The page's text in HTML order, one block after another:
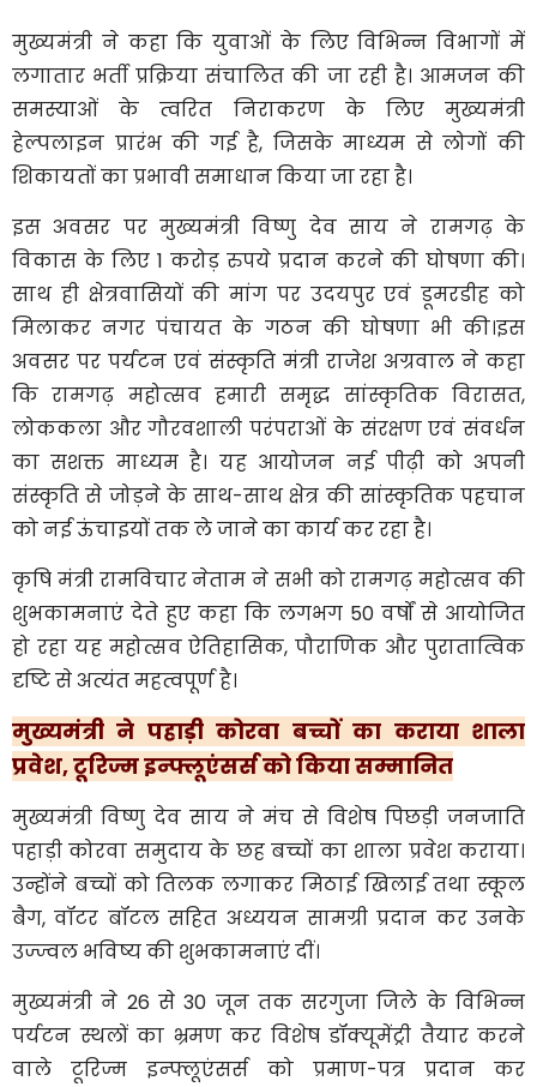
मुख्यमंत्री ने कहा कि युवाओं के लिए विभिन्न विभागों में
लगातार भर्ती प्रक्रिया संचालित की जा रही है। आमजन की
समस्याओं के त्वरित निराकरण के लिए मुख्यमंत्री
हेल्पलाइन प्रारंभ की गई है, जिसके माध्यम से लोगों की
शिकायतों का प्रभावी समाधान किया जा रहा है।
इस अवसर पर मुख्यमंत्री विष्णु देव साय ने रामगढ़ के
विकास के लिए 1 करोड़ रुपये प्रदान करने की घोषणा की।
साथ ही क्षेत्रवासियों की मांग पर उदयपुर एवं डूमरडीह को
मिलाकर नगर पंचायत के गठन की घोषणा भी की।इस
अवसर पर पर्यटन एवं संस्कृति मंत्री राजेश अग्रवाल ने कहा
कि रामगढ़ महोत्सव हमारी समृद्ध सांस्कृतिक विरासत,
लोककला और गौरवशाली परंपराओं के संरक्षण एवं संवर्धन
का सशक्त माध्यम है। यह आयोजन नई पीढ़ी को अपनी
संस्कृति से जोड़ने के साथ-साथ क्षेत्र की सांस्कृतिक पहचान
को नई ऊंचाइयों तक ले जाने का कार्य कर रहा है।
कृषि मंत्री रामविचार नेताम ने सभी को रामगढ़ महोत्सव की
शुभकामनाएं देते हुए कहा कि लगभग 50 वर्षों से आयोजित
हो रहा यह महोत्सव ऐतिहासिक, पौराणिक और पुरातात्विक
दृष्टि से अत्यंत महत्वपूर्ण है।
मुख्यमंत्री ने पहाड़ी कोरवा बच्चों का कराया शाला
प्रवेश, टूरिज्म इन्फ्लूएंसर्स को किया सम्मानित
मुख्यमंत्री विष्णु देव साय ने मंच से विशेष पिछड़ी जनजाति
पहाड़ी कोरवा समुदाय के छह बच्चों का शाला प्रवेश कराया।
उन्होंने बच्चों को तिलक लगाकर मिठाई खिलाई तथा स्कूल
बैग, वॉटर बॉटल सहित अध्ययन सामग्री प्रदान कर उनके
उज्ज्वल भविष्य की शुभकामनाएं दीं।
मुख्यमंत्री ने 26 से 30 जून तक सरगुजा जिले के विभिन्न
पर्यटन स्थलों का भ्रमण कर विशेष डॉक्यूमेंट्री तैयार करने
वाले टूरिज्म इन्फ्लूएंसर्स को प्रमाण-पत्र प्रदान कर